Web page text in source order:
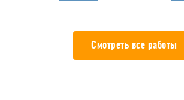
Смотреть все работы